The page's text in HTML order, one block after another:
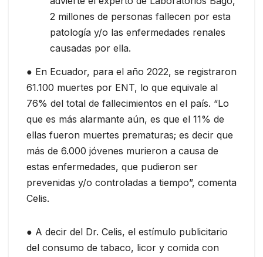
2 millones de personas fallecen por esta
patología y/o las enfermedades renales
causadas por ella.
● En Ecuador, para el año 2022, se registraron
61.100 muertes por ENT, lo que equivale al
76% del total de fallecimientos en el país. “Lo
que es más alarmante aún, es que el 11% de
ellas fueron muertes prematuras; es decir que
más de 6.000 jóvenes murieron a causa de
estas enfermedades, que pudieron ser
prevenidas y/o controladas a tiempo”, comenta
Celis.
● A decir del Dr. Celis, el estímulo publicitario
del consumo de tabaco, licor y comida con